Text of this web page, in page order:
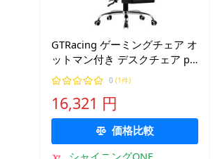
GTRacing ゲーミングチェア オ
ットマン付き デスクチェア pc
チェア 椅子 140°リクライニン
グ パソコンチェア イス テレワ
ーク デ
0 (1件)
16,321 円
価格比較
シャイニングONE